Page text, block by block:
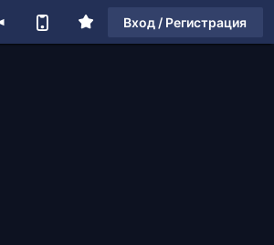
Вход / Регистрация